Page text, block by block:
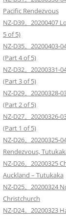
Pacific Rendezvous
NZ-D39。20200407
5 of 5)
NZ-D35。20200403-
(Part 4 of 5)
NZ-D32。20200331-
(Part 3 of 5)
NZ-D29。20200328-
(Part 2 of 5)
NZ-D27。20200326-
(Part 1 of 5)
NZ-D26。20200325-
Rendezvous,
NZ-D26。20200325
Auckland – Tutukaka
NZ-D25。20200324
Christchurch
NZ-D24。20200323